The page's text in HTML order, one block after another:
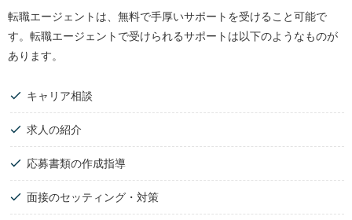
転職エージェントは、無料で手厚いサポートを受けること可能で
す。転職エージェントで受けられるサポートは以下のようなものが
あります。
キャリア相談
求人の紹介
応募書類の作成指導
面接のセッティング・対策